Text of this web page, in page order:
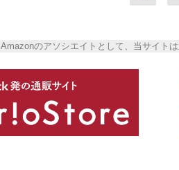
Amazonのアソシエイトとして、当サイト